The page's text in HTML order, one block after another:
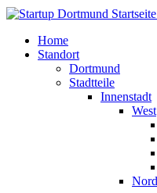
Home
Standort
Dortmund
Stadtteile
Innenstadt
West
Nord